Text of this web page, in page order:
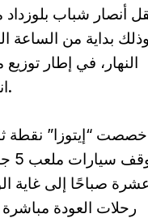
أنصار شباب
وذلك بداية من الساعة
النهار، في إطار
انسيابية أكبر في حركة الجماهير.
“إيتوزا” نقطة
صباحًا إلى غاية
رحلات العودة مباشرة